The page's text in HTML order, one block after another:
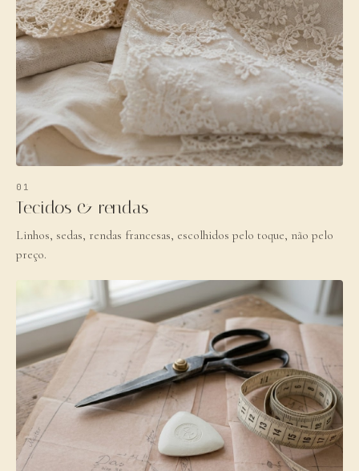
01
Tecidos & rendas
Linhos, sedas, rendas francesas, escolhidos pelo toque, não pelo
preço.